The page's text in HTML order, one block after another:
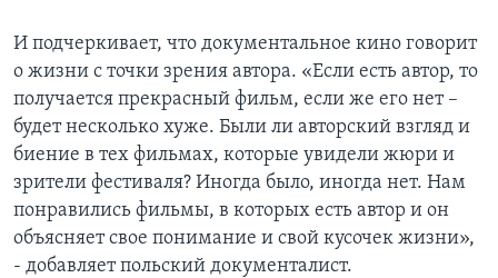
И подчеркивает, что документальное кино говорит
о жизни с точки зрения автора. «Если есть автор, то
получается прекрасный фильм, если же его нет –
будет несколько хуже. Были ли авторский взгляд и
биение в тех фильмах, которые увидели жюри и
зрители фестиваля? Иногда было, иногда нет. Нам
понравились фильмы, в которых есть автор и он
объясняет свое понимание и свой кусочек жизни»,
- добавляет польский документалист.